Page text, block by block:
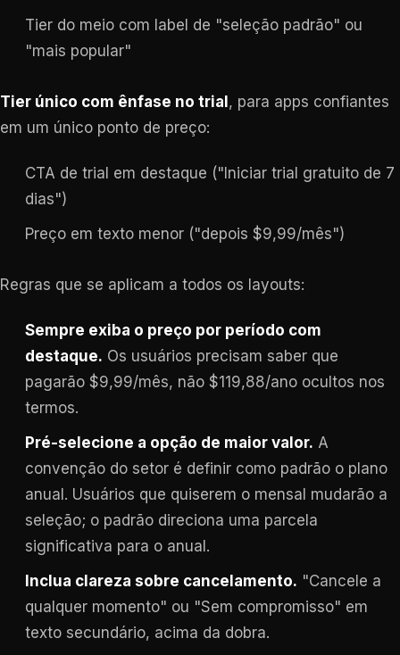
Tier do meio com label de "seleção padrão" ou
"mais popular"
Tier único com ênfase no trial , para apps confiantes
em um único ponto de preço:
CTA de trial em destaque ("Iniciar trial gratuito de 7
dias")
Preço em texto menor ("depois $9,99/mês")
Regras que se aplicam a todos os layouts:
Sempre exiba o preço por período com
destaque. Os usuários precisam saber que
pagarão $9,99/mês, não $119,88/ano ocultos nos
termos.
Pré-selecione a opção de maior valor. A
convenção do setor é definir como padrão o plano
anual. Usuários que quiserem o mensal mudarão a
seleção; o padrão direciona uma parcela
significativa para o anual.
Inclua clareza sobre cancelamento. "Cancele a
qualquer momento" ou "Sem compromisso" em
texto secundário, acima da dobra.